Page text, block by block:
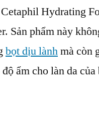
như
thế
Hydrating
Sản phẩm này
bọt dịu lànhmà còn
ẩm cho làn da